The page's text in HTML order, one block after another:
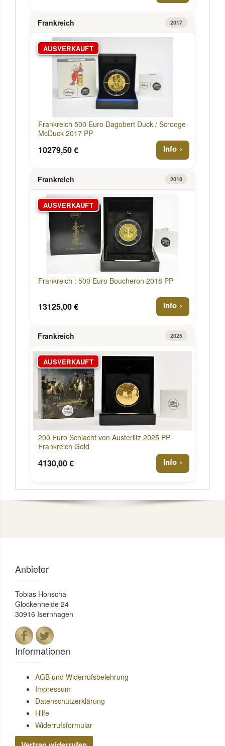
Frankreich 2017
AUSVERKAUFT
Frankreich 500 Euro Dagobert Duck / Scrooge
McDuck 2017 PP
10279,50 € Info
Frankreich 2018
AUSVERKAUFT
Frankreich : 500 Euro Boucheron 2018 PP
13125,00 € Info
Frankreich 2025
AUSVERKAUFT
200 Euro Schlacht von Austerlitz 2025 PP
Frankreich Gold
4130,00 € Info
Anbieter
Tobias Honscha
Glockenheide 24
30916 Isernhagen
Informationen
AGB und Widerrufsbelehrung
Impressum
Datenschutzerklärung
Hilfe
Widerrufsformular